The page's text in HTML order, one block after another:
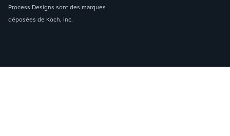
Process Designs sont des marques
déposées de Koch, Inc.